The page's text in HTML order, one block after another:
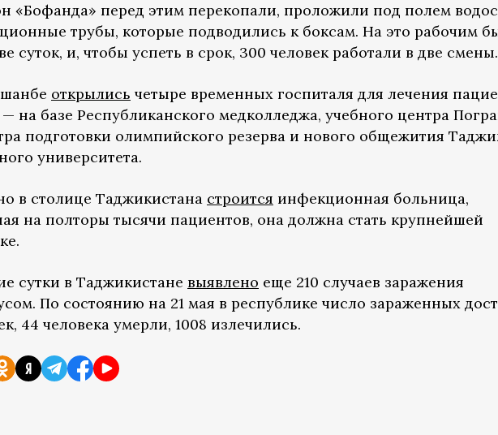
«Бофанда» перед этим перекопали, проложили под полем
трубы, которые подводились к боксам. На это рабочим
суток, и, чтобы успеть в срок, 300 человек работали в две смены.
открылись четыре временных госпиталя для лечения
— на базе Республиканского медколледжа, учебного центра
подготовки олимпийского резерва и нового общежития
университета.
в столице Таджикистана строится инфекционная больница,
на полторы тысячи пациентов, она должна стать крупнейшей
сутки в Таджикистане выявлено еще 210 случаев заражения
По состоянию на 21 мая в республике число зараженных
44 человека умерли, 1008 излечились.